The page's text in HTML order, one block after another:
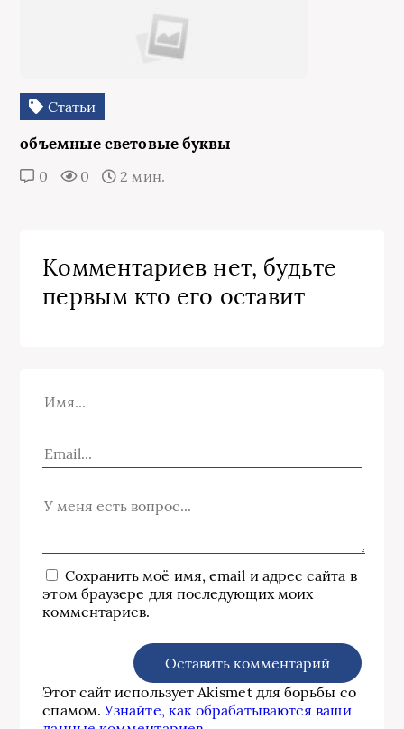
Статьи
объемные световые буквы
0 0 2 мин.
Комментариев нет, будьте
первым кто его оставит
Сохранить моё имя, email и адрес сайта в
этом браузере для последующих моих
комментариев.
Этот сайт использует Akismet для борьбы со
спамом.Узнайте, как обрабатываются ваши